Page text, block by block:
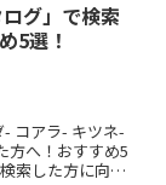
ログ」で検索
5選！
コアラ- キツネ-
方へ！おすすめ5
索した方に向け